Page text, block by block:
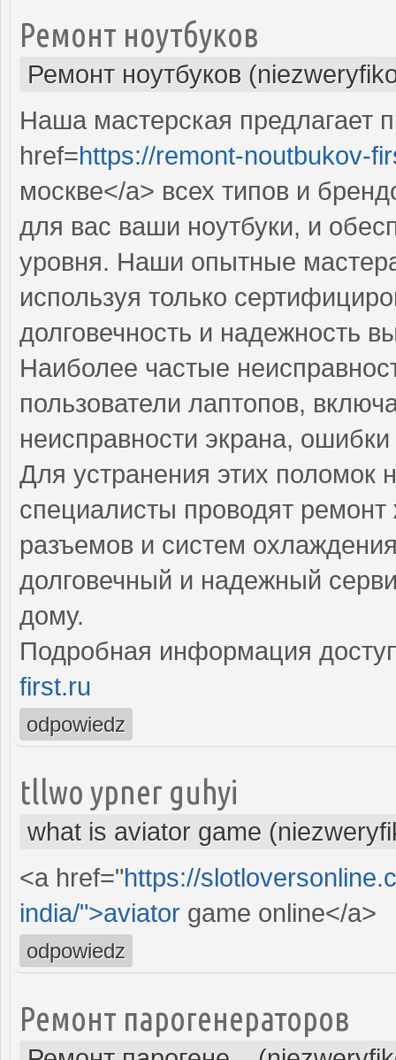
Ремонт ноутбуков
Ремонт ноутбуков
Наша мастерская предлагает
href=https://remont-noutbukov-
москве</a> всех типов и
для вас ваши ноутбуки, и
уровня. Наши опытные
используя только
долговечность и надежность
Наиболее частые
пользователи лаптопов,
неисправности экрана,
Для устранения этих
специалисты проводят
разъемов и систем
долговечный и надежный
дому.
Подробная информация
first.ru
odpowiedz
tllwo ypner guhyi
what is aviator game
<a href="https://
india/">aviator game online</a>
odpowiedz
Ремонт парогенераторов